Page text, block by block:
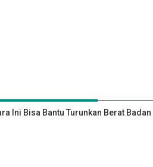
Ini Bisa Bantu Turunkan Berat Badan